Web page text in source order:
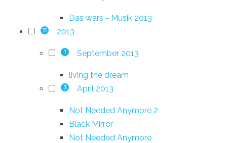
Das wars - Musik 2013
11 2013
1 September 2013
living the dream
3 April 2013
Not Needed Anymore 2
Black Mirror
Not Needed Anymore